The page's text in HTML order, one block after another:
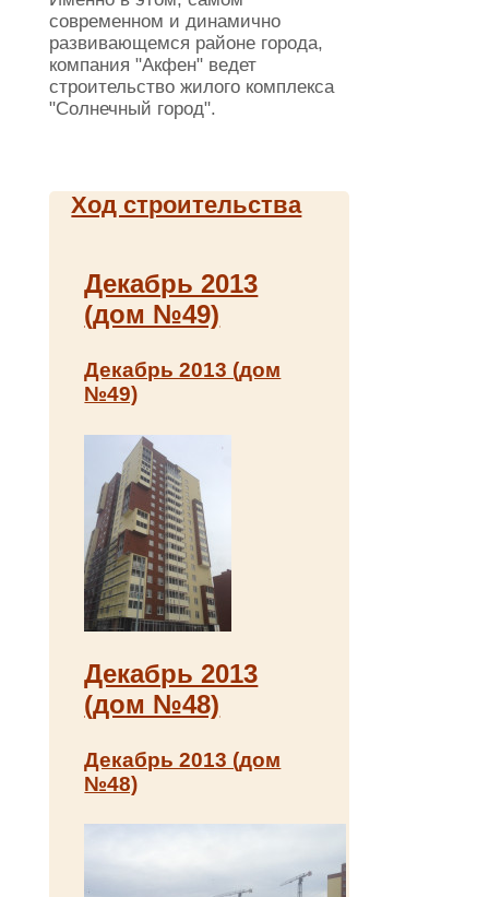
современном и динамично
развивающемся районе города,
компания "Акфен" ведет
строительство жилого комплекса
"Солнечный город".
Ход строительства
Декабрь 2013
(дом №49)
Декабрь 2013 (дом
№49)
Декабрь 2013
(дом №48)
Декабрь 2013 (дом
№48)